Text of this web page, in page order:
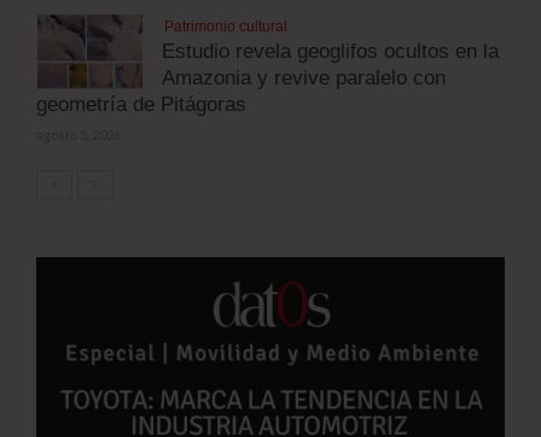
Patrimonio cultural
Estudio revela geoglifos ocultos en la
Amazonia y revive paralelo con
geometría de Pitágoras